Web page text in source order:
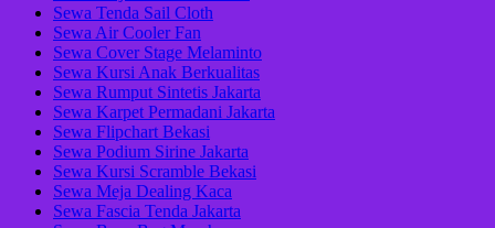
Sewa Tenda Sail Cloth
Sewa Air Cooler Fan
Sewa Cover Stage Melaminto
Sewa Kursi Anak Berkualitas
Sewa Rumput Sintetis Jakarta
Sewa Karpet Permadani Jakarta
Sewa Flipchart Bekasi
Sewa Podium Sirine Jakarta
Sewa Kursi Scramble Bekasi
Sewa Meja Dealing Kaca
Sewa Fascia Tenda Jakarta